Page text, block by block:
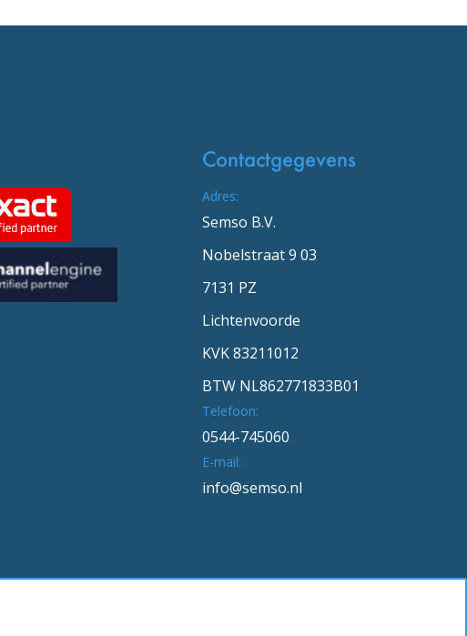
Contactgegevens
Adres:
Semso B.V.
Nobelstraat 9 03
7131 PZ
Lichtenvoorde
KVK 83211012
BTW NL862771833B01
Telefoon:
0544-745060
E-mail:
info@semso.nl